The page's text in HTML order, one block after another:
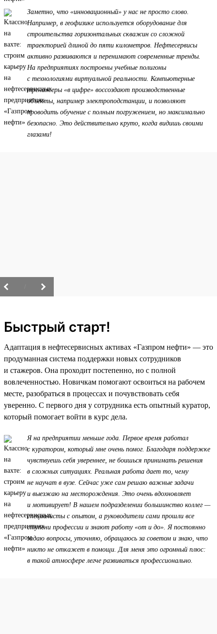
Заметно, что «инновационный» у нас не просто слово.
Например, в геофизике используется оборудование для
строительства горизонтальных скважин со сложной
траекторией длиной до пяти километров. Нефтесервисы
активно развиваются и перенимают современные тренды.
На предприятиях построены учебные полигоны
с технологиями виртуальной реальности. Компьютерные
тренажеры «в цифре» воссоздают производственные
объекты, например электроподстанции, и позволяют
проводить обучение с полным погружением, но максимально
безопасно. Это действительно круто, когда видишь своими
глазами!
Быстрый старт!
Адаптация в нефтесервисных активах «Газпром нефти» — это
продуманная система поддержки новых сотрудников
и стажеров. Она проходит постепенно, но с полной
вовлеченностью. Новичкам помогают освоиться на рабочем
месте, разобраться в процессах и почувствовать себя
уверенно. С первого дня у сотрудника есть опытный куратор,
который помогает войти в курс дела.
Я на предприятии меньше года. Первое время работал
с куратором, который мне очень помог. Благодаря поддержке
чувствуешь себя увереннее, не боишься принимать решения
в сложных ситуациях. Реальная работа дает то, чему
не научат в вузе. Сейчас уже сам решаю важные задачи
и выезжаю на месторождения. Это очень вдохновляет
и мотивирует! В нашем подразделении большинство коллег —
специалисты с опытом, а руководители сами прошли все
ступени профессии и знают работу «от и до». Я постоянно
задаю вопросы, уточняю, обращаюсь за советом и знаю, что
никто не откажет в помощи. Для меня это огромный плюс:
в такой атмосфере легче развиваться профессионально.